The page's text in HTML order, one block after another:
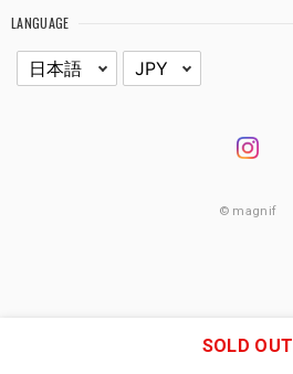
LANGUAGE
© magnif
SOLD OUT